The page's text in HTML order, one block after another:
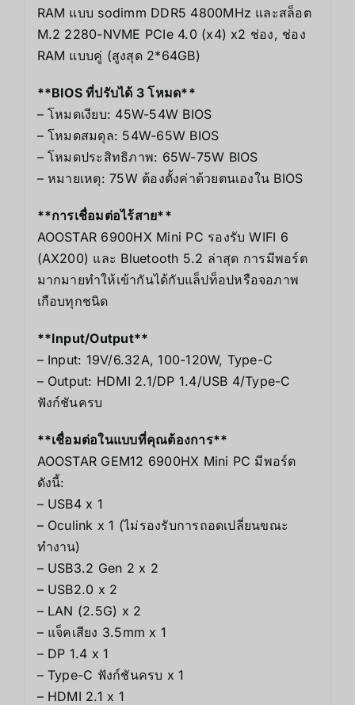
RAM แบบ sodimm DDR5 4800MHz และสล็อต
M.2 2280-NVME PCIe 4.0 (x4) x2 ช่อง, ช่อง
RAM แบบคู่ (สูงสุด 2*64GB)
**BIOS ที่ปรับได้ 3 โหมด**
– โหมดเงียบ: 45W-54W BIOS
– โหมดสมดุล: 54W-65W BIOS
– โหมดประสิทธิภาพ: 65W-75W BIOS
– หมายเหตุ: 75W ต้องตั้งค่าด้วยตนเองใน BIOS
**การเชื่อมต่อไร้สาย**
AOOSTAR 6900HX Mini PC รองรับ WIFI 6
(AX200) และ Bluetooth 5.2 ล่าสุด การมีพอร์ต
มากมายทำให้เข้ากันได้กับแล็ปท็อปหรือจอภาพ
เกือบทุกชนิด
**Input/Output**
– Input: 19V/6.32A, 100-120W, Type-C
– Output: HDMI 2.1/DP 1.4/USB 4/Type-C
ฟังก์ชันครบ
**เชื่อมต่อในแบบที่คุณต้องการ**
AOOSTAR GEM12 6900HX Mini PC มีพอร์ต
ดังนี้:
– USB4 x 1
– Oculink x 1 (ไม่รองรับการถอดเปลี่ยนขณะ
ทำงาน)
– USB3.2 Gen 2 x 2
– USB2.0 x 2
– LAN (2.5G) x 2
– แจ็คเสียง 3.5mm x 1
– DP 1.4 x 1
– Type-C ฟังก์ชันครบ x 1
– HDMI 2.1 x 1